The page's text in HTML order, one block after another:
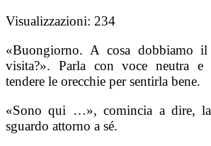
Visualizzazioni: 234
«Buongiorno. A cosa dobbiamo il
visita?». Parla con voce neutra e
tendere le orecchie per sentirla bene.
«Sono qui …», comincia a dire,
sguardo attorno a sé.